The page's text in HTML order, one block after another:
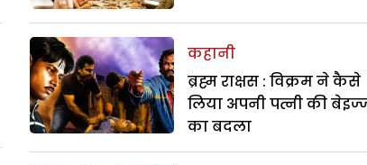
कहानी
ब्रह्म राक्षस : विक्रम ने कैसे
लिया अपनी पत्नी की
का बदला